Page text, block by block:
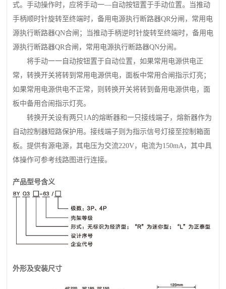
式。手动操作时，应将手动一—自动按钮置于手动位置。当推动
手柄顺时针旋转至终端时，备用电源执行断路器QR分闸，常用电
源执行断路器QN合闸；当推动手柄逆时针旋转至终端时，备用电
源执行断路器QR合闸，常用电源执行断路器QN分闹。
将手动一一自动按钮置于自动位置，如果常用电源供电正
常，转换开关将转到常用电源供电，面板中常用合闸指示灯亮；
如果常用电源供电不正常，则转换开关将转到备用电源供电，面
板中备用合闹指示灯亮。
转换开关设有两只1A的熔断器和一只接线端子，熔新器作为
自动控制器短路保护用。接线端子则为指示信号灯接至控制箱面
板。提供有源电源，其电压为交流220V，电流为150mA，其中具
体操作可参考线路图进行连接。
产品型号含义
外形及安装尺寸